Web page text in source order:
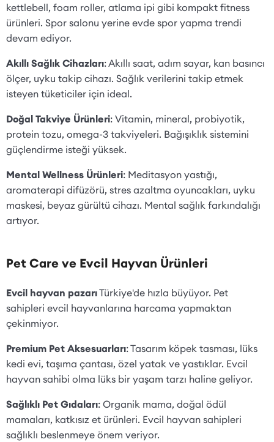
kettlebell, foam roller, atlama ipi gibi kompakt fitness
ürünleri. Spor salonu yerine evde spor yapma trendi
devam ediyor.
Akıllı Sağlık Cihazları: Akıllı saat, adım sayar, kan basıncı
ölçer, uyku takip cihazı. Sağlık verilerini takip etmek
isteyen tüketiciler için ideal.
Doğal Takviye Ürünleri: Vitamin, mineral, probiyotik,
protein tozu, omega-3 takviyeleri. Bağışıklık sistemini
güçlendirme isteği yüksek.
Mental Wellness Ürünleri: Meditasyon yastığı,
aromaterapi difüzörü, stres azaltma oyuncakları, uyku
maskesi, beyaz gürültü cihazı. Mental sağlık farkındalığı
artıyor.
Pet Care ve Evcil Hayvan Ürünleri
Evcil hayvan pazarıTürkiye'de hızla büyüyor. Pet
sahipleri evcil hayvanlarına harcama yapmaktan
çekinmiyor.
Premium Pet Aksesuarları: Tasarım köpek tasması, lüks
kedi evi, taşıma çantası, özel yatak ve yastıklar. Evcil
hayvan sahibi olma lüks bir yaşam tarzı haline geliyor.
Sağlıklı Pet Gıdaları: Organik mama, doğal ödül
mamaları, katkısız et ürünleri. Evcil hayvan sahipleri
sağlıklı beslenmeye önem veriyor.